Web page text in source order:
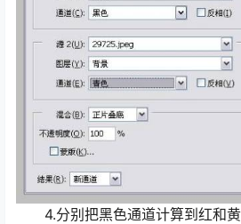
4.分别把黑色通道计算到红和